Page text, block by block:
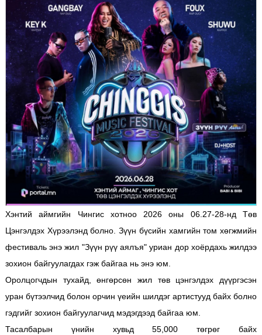
Хэнтий аймгийн Чингис хотноо 2026 оны 06.27-28-нд Төв
Цэнгэлдэх Хүрээлэнд болно. Зүүн бүсийн хамгийн том хөгжмийн
фестиваль энэ жил "Зүүн рүү аялъя" уриан дор хоёрдахь жилдээ
зохион байгуулагдах гэж байгаа нь энэ юм.
Оролцогчдын тухайд, өнгөрсөн жил төв цэнгэлдэх дүүргэсэн
уран бүтээлчид болон орчин үеийн шилдэг артистууд байх болно
гэдгийг зохион байгуулагчид мэдэгдээд байгаа юм.
Тасалбарын үнийн хувьд 55,000 төгрөг байх